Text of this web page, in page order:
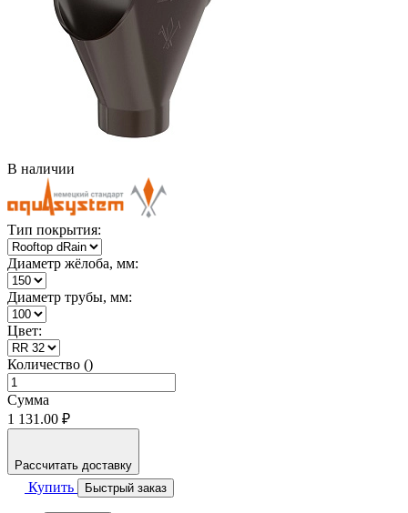
В наличии
Тип покрытия:
Диаметр жёлоба, мм:
Диаметр трубы, мм:
Цвет:
Количество ()
Сумма
1 131.00 ₽
Рассчитать доставку
Купить Быстрый заказ